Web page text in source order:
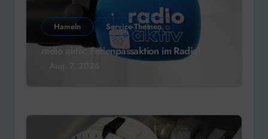
Hameln Service-Themen
radio aktiv: Ferienpassaktion im Radio!